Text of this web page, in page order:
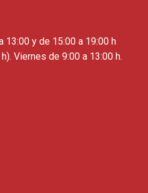
13:00 y de 15:00 a 19:00 h
Viernes de 9:00 a 13:00 h.